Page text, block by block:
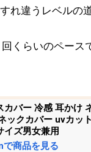
れ違うレベルの
くらいのペー
カバー 冷感 耳かけ
ックカバー uvカッ
イズ男女兼用
商品を見る